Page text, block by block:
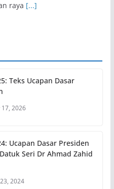
raya [...]
Teks Ucapan Dasar
17, 2026
Ucapan Dasar Presiden
Seri Dr Ahmad Zahid
2024